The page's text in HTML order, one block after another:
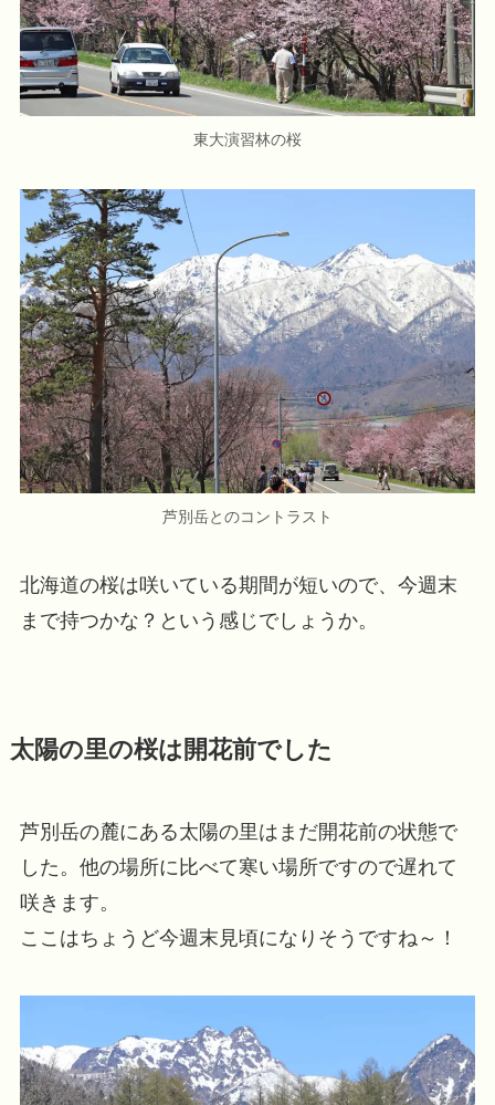
東大演習林の桜
芦別岳とのコントラスト
北海道の桜は咲いている期間が短いので、今週末
まで持つかな？という感じでしょうか。
太陽の里の桜は開花前でした
芦別岳の麓にある太陽の里はまだ開花前の状態で
した。他の場所に比べて寒い場所ですので遅れて
咲きます。
ここはちょうど今週末見頃になりそうですね～！